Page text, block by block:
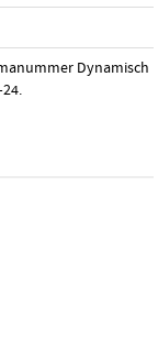
Dynamisch